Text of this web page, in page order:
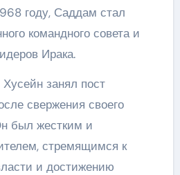
году, Саддам стал
командного совета и
Ирака.
занял пост
свержения своего
был жестким и
стремящимся к
и достижению